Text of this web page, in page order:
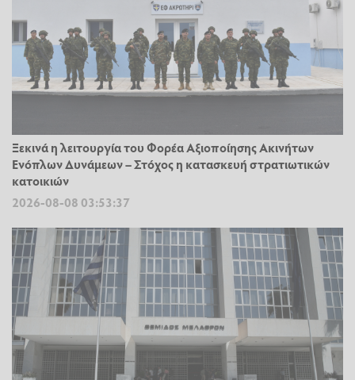
Ξεκινά η λειτουργία του Φορέα Αξιοποίησης Ακινήτων
Ενόπλων Δυνάμεων – Στόχος η κατασκευή στρατιωτικών
κατοικιών
2026-08-08 03:53:37